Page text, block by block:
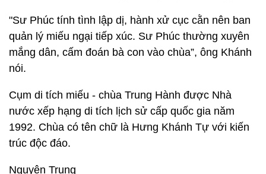
"Sư Phúc tính tình lập dị, hành xử cục cằn nên ban
quản lý miếu ngại tiếp xúc. Sư Phúc thường xuyên
mắng dân, cấm đoán bà con vào chùa”, ông Khánh
nói.
Cụm di tích miếu - chùa Trung Hành được Nhà
nước xếp hạng di tích lịch sử cấp quốc gia năm
1992. Chùa có tên chữ là Hưng Khánh Tự với kiến
trúc độc đáo.
Nguyên Trung